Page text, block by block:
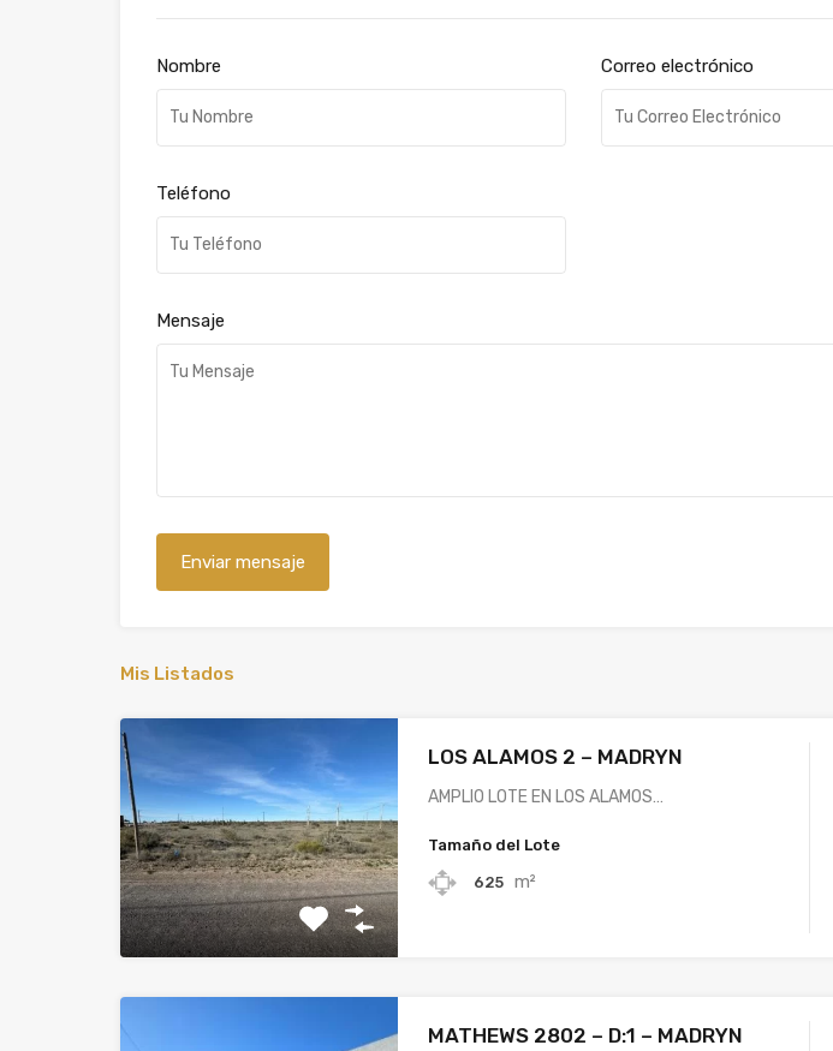
Nombre Correo electrónico
Teléfono
Mensaje
Mis Listados
LOS ALAMOS 2 – MADRYN
AMPLIO LOTE EN LOS ALAMOS…
Tamaño del Lote
625 m²
MATHEWS 2802 – D:1 – MADRYN